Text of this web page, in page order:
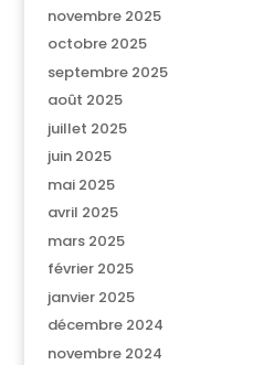
novembre 2025
octobre 2025
septembre 2025
août 2025
juillet 2025
juin 2025
mai 2025
avril 2025
mars 2025
février 2025
janvier 2025
décembre 2024
novembre 2024